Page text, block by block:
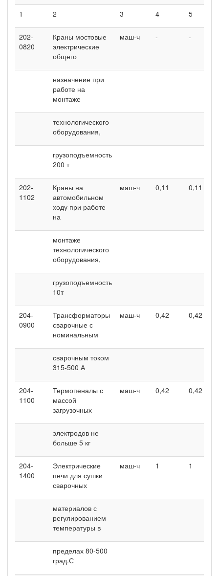
1 2 3 4 5
202-
0820
Краны мостовые
электрические
общего
маш-ч - -
назначение при
работе на
монтаже
технологического
оборудования,
грузоподъемность
200 т
202-
1102
Краны на
автомобильном
ходу при работе
на
маш-ч 0,11 0,11
монтаже
технологического
оборудования,
грузоподъемность
10т
204-
0900
Трансформаторы
сварочные с
номинальным
маш-ч 0,42 0,42
сварочным током
315-500 А
204-
1100
Термопеналы с
массой
загрузочных
маш-ч 0,42 0,42
электродов не
больше 5 кг
204-
1400
Электрические
печи для сушки
сварочных
маш-ч 1 1
материалов с
регулированием
температуры в
пределах 80-500
град.С